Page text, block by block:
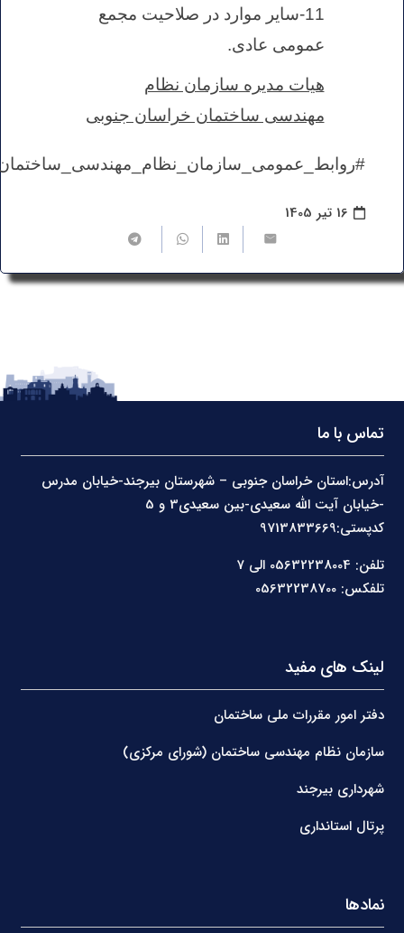
11-سایر موارد در صلاحیت مجمع
عمومی عادی.
هیات مدیره سازمان نظام
مهندسی ساختمان خراسان جنوبی
16 تیر 1405
تماس با ما
آدرس:استان خراسان جنوبی – شهرستان بیرجند-خیابان مدرس
کدپستی:9713833669
تلفن: 05632238004 الی 7
تلفکس: 05632238700
لینک های مفید
دفتر امور مقررات ملی ساختمان
سازمان نظام مهندسی ساختمان (شورای مرکزی)
شهرداری بیرجند
پرتال استانداری
نمادها